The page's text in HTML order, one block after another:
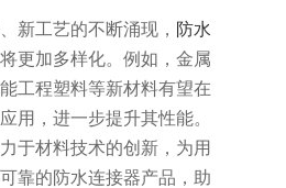
新工艺的不断涌现， 防水
更加多样化。例如，金属
工程塑料等新材料有望在
用，进一步提升其性能。
于材料技术的创新，为用
靠的防水连接器产品，助